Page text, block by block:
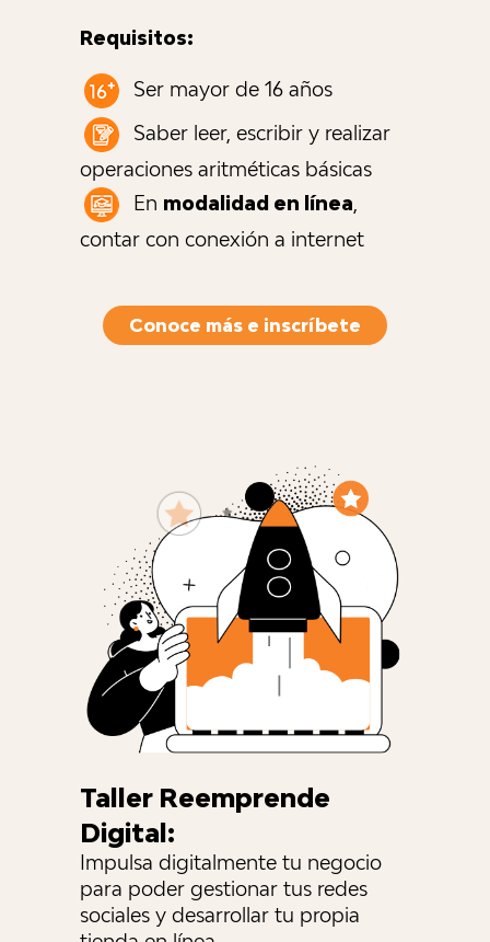
Requisitos:
Ser mayor de 16 años
Saber leer, escribir y realizar
operaciones aritméticas básicas
En modalidad en línea
contar con conexión a internet
Conoce más e inscríbete
Taller Reemprende
Digital:
Impulsa digitalmente tu negocio
para poder gestionar tus redes
sociales y desarrollar tu propia